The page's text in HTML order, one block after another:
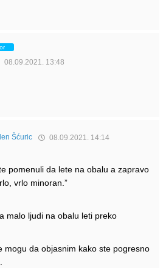
08.09.2021. 13:48
Šćuric 08.09.2021. 14:14
pomenuli da lete na obalu a zapravo
vrlo minoran.”
malo ljudi na obalu leti preko
mogu da objasnim kako ste pogresno